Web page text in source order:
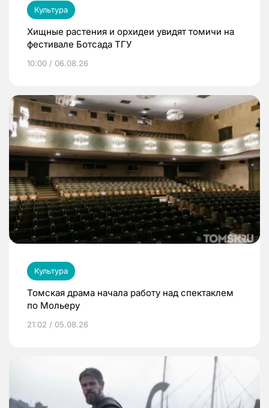
Культура
Хищные растения и орхидеи увидят томичи на
фестивале Ботсада ТГУ
10:00 / 06.08.26
Культура
Томская драма начала работу над спектаклем
по Мольеру
21:02 / 05.08.26